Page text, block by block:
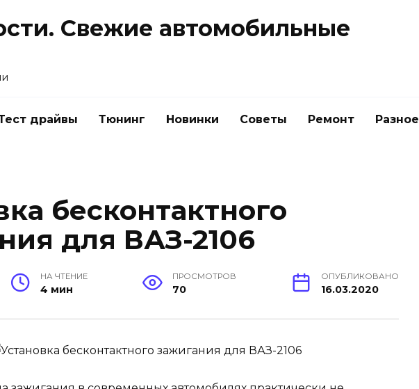
Свежие автомобильные
драйвы Тюнинг Новинки Советы Ремонт Разное
бесконтактного
для ВАЗ-2106
НА ЧТЕНИЕ
4 мин
ПРОСМОТРОВ
70
ОПУБЛИКОВАНО
16.03.2020